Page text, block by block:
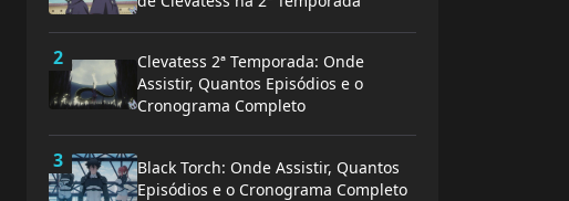
2
Clevatess 2ª Temporada: Onde
Assistir, Quantos Episódios e o
Cronograma Completo
3
Black Torch: Onde Assistir, Quantos
Episódios e o Cronograma Completo